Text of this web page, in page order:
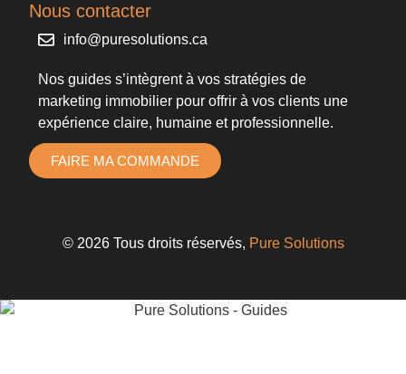
Nous contacter
info@puresolutions.ca
Nos guides s’intègrent à vosstratégies de
marketing immobilier pour offrir à vos clients une
expérience claire, humaine et professionnelle.
FAIRE MA COMMANDE
© 2026 Tous droits réservés, Pure Solutions